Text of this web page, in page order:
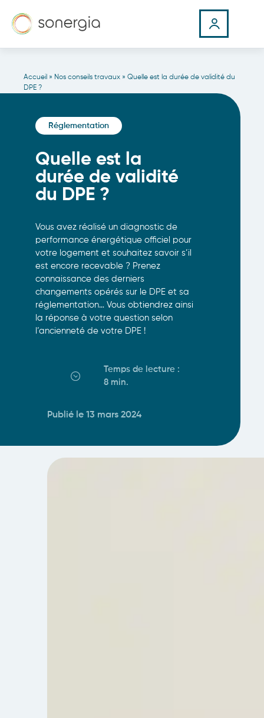
Accueil » Nos conseils travaux » Quelle est la durée de validité du
DPE ?
Réglementation
Quelle est la
durée de validité
du DPE ?
Vous avez réalisé un diagnostic de
performance énergétique officiel pour
votre logement et souhaitez savoir s’il
est encore recevable ? Prenez
connaissance des derniers
changements opérés sur le DPE et sa
réglementation… Vous obtiendrez ainsi
la réponse à votre question selon
l’ancienneté de votre DPE !
Temps de lecture :
8 min.
Publié le 13 mars 2024